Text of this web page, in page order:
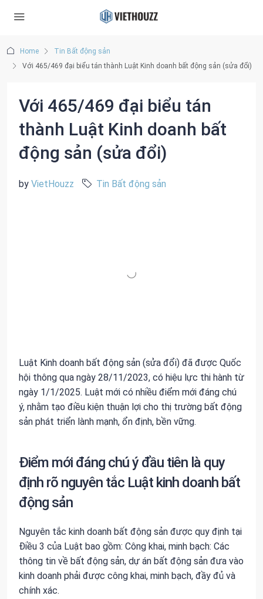
Home
Tin Bất động sản
Với 465/469 đại biểu tán thành Luật Kinh doanh bất động sản (sửa đổi)
Với 465/469 đại biểu tán
thành Luật Kinh doanh bất
động sản (sửa đổi)
by VietHouzz Tin Bất động sản
Luật Kinh doanh bất động sản (sửa đổi) đã được Quốc
hội thông qua ngày 28/11/2023, có hiệu lực thi hành từ
ngày 1/1/2025. Luật mới có nhiều điểm mới đáng chú
ý, nhằm tạo điều kiện thuận lợi cho thị trường bất động
sản phát triển lành mạnh, ổn định, bền vững.
Điểm mới đáng chú ý đầu tiên là quy
định rõ nguyên tắc Luật kinh doanh bất
động sản
Nguyên tắc kinh doanh bất động sản được quy định tại
Điều 3 của Luật bao gồm: Công khai, minh bạch: Các
thông tin về bất động sản, dự án bất động sản đưa vào
kinh doanh phải được công khai, minh bạch, đầy đủ và
chính xác.